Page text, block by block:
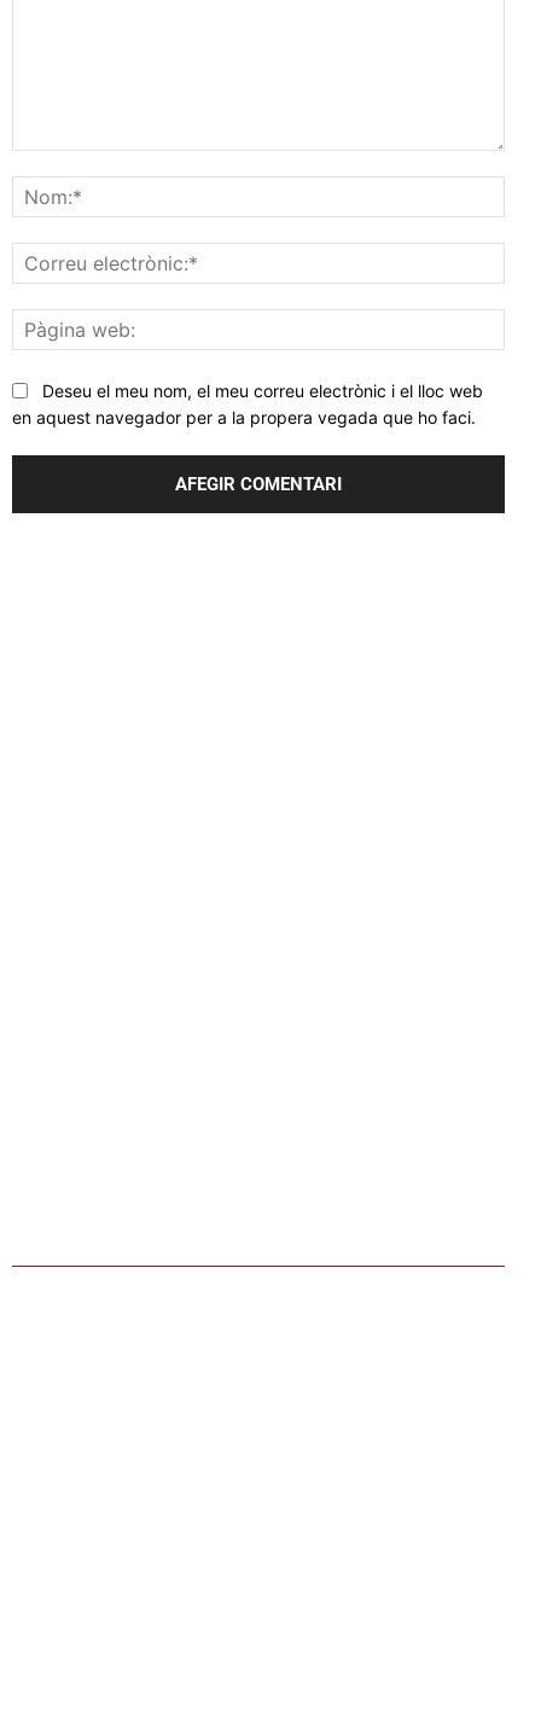
web:
Deseu el meu nom, el meu correu electrònic i el lloc web
en aquest navegador per a la propera vegada que ho faci.